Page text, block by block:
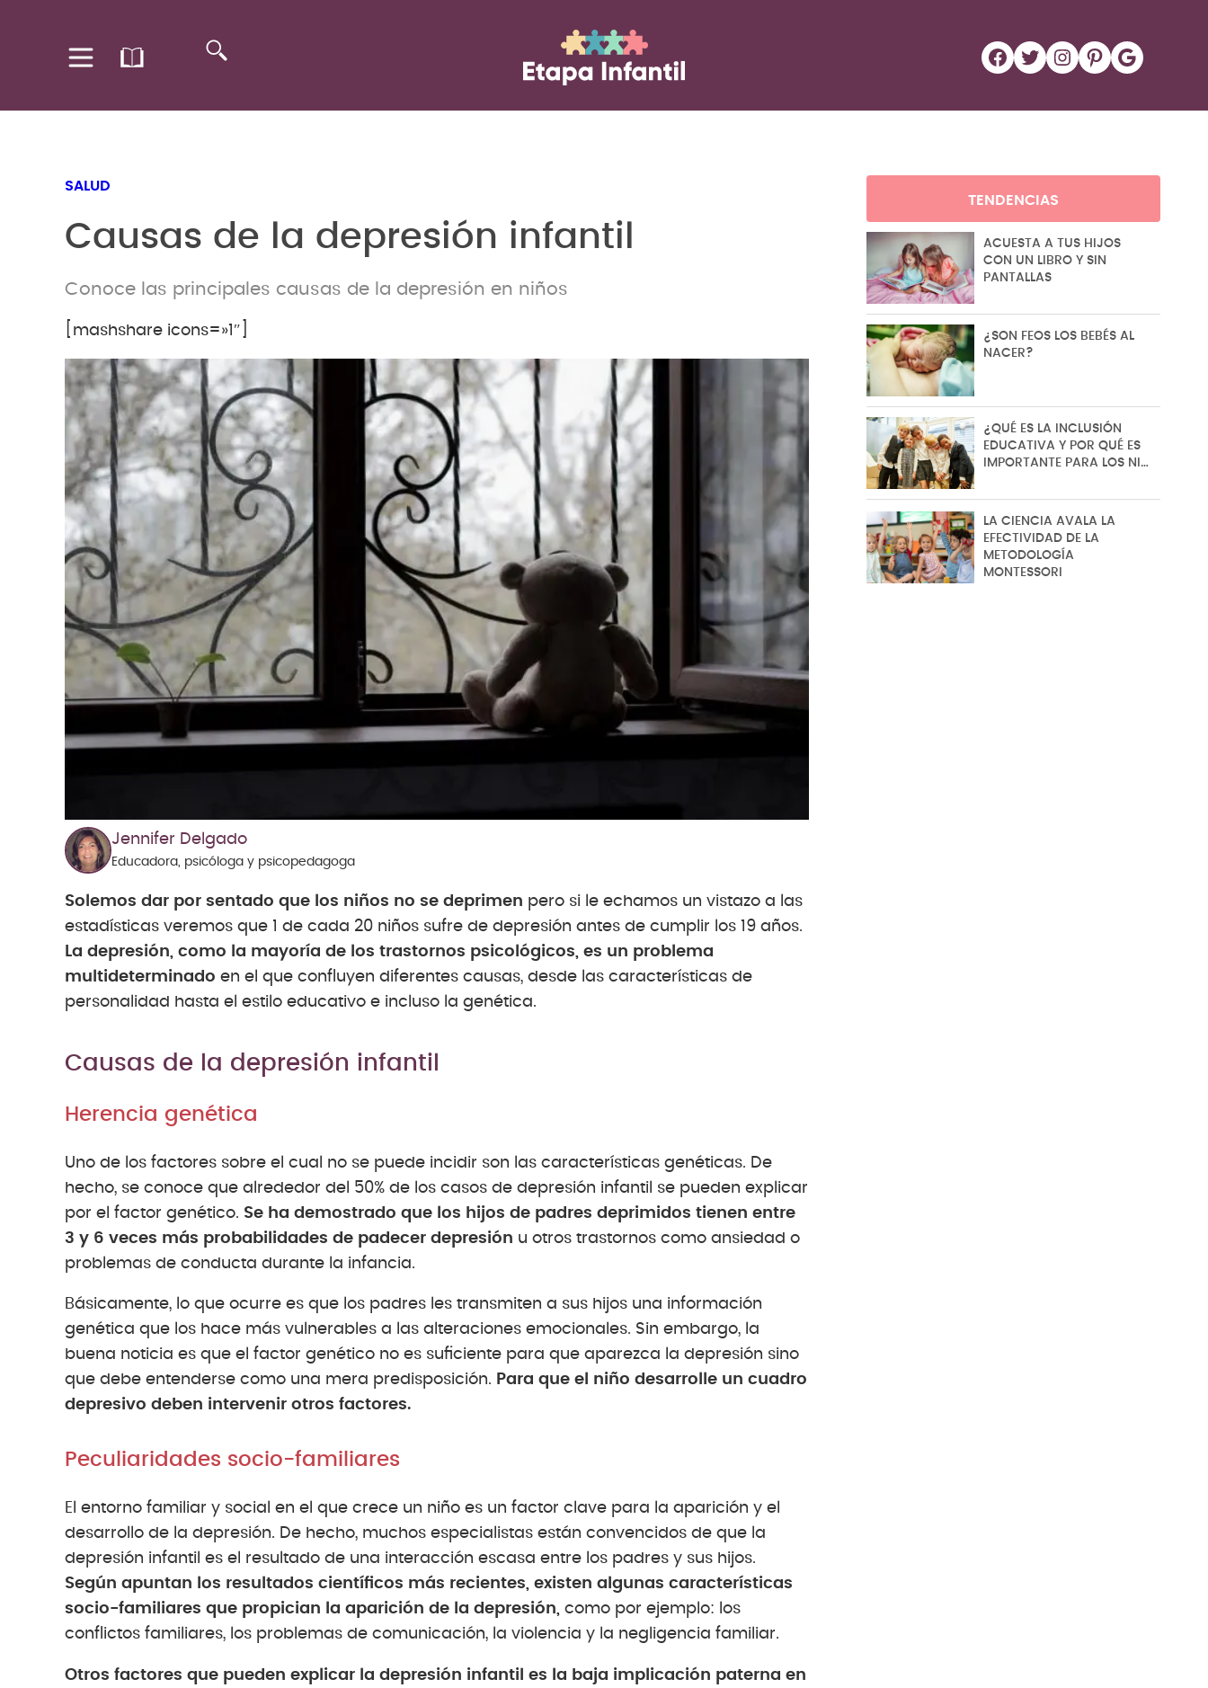
Facebook Twitter Instagram Pinterest Google
SALUD
Causas de la depresión infantil
Conoce las principales causas de la depresión en niños
[mashshare icons=»1″]
Jennifer Delgado
Educadora, psicóloga y psicopedagoga
Solemos dar por sentado que los niños no se deprimen pero si le echamos un vistazo a las
estadísticas veremos que 1 de cada 20 niños sufre de depresión antes de cumplir los 19 años.
La depresión, como la mayoría de los trastornos psicológicos, es un problema
multideterminado en el que confluyen diferentes causas, desde las características de
personalidad hasta el estilo educativo e incluso la genética.
Causas de la depresión infantil
Herencia genética
Uno de los factores sobre el cual no se puede incidir son las características genéticas. De
hecho, se conoce que alrededor del 50% de los casos de depresión infantil se pueden explicar
por el factor genético. Se ha demostrado que los hijos de padres deprimidos tienen entre
3 y 6 veces más probabilidades de padecer depresión u otros trastornos como ansiedad o
problemas de conducta durante la infancia.
Básicamente, lo que ocurre es que los padres les transmiten a sus hijos una información
genética que los hace más vulnerables a las alteraciones emocionales. Sin embargo, la
buena noticia es que el factor genético no es suficiente para que aparezca la depresión sino
que debe entenderse como una mera predisposición. Para que el niño desarrolle un cuadro
depresivo deben intervenir otros factores.
Peculiaridades socio-familiares
El entorno familiar y social en el que crece un niño es un factor clave para la aparición y el
desarrollo de la depresión. De hecho, muchos especialistas están convencidos de que la
depresión infantil es el resultado de una interacción escasa entre los padres y sus hijos.
Según apuntan los resultados científicos más recientes, existen algunas características
socio-familiares que propician la aparición de la depresión, como por ejemplo: los
conflictos familiares, los problemas de comunicación, la violencia y la negligencia familiar.
Otros factores que pueden explicar la depresión infantil es la baja implicación paterna en
TENDENCIAS
ACUESTA A TUS HIJOS
CON UN LIBRO Y SIN
PANTALLAS
¿SON FEOS LOS BEBÉS AL
NACER?
¿QUÉ ES LA INCLUSIÓN
EDUCATIVA Y POR QUÉ ES
IMPORTANTE PARA LOS NI…
LA CIENCIA AVALA LA
EFECTIVIDAD DE LA
METODOLOGÍA
MONTESSORI